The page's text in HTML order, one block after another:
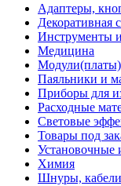
Адаптеры,
Декоративная
Инструменты
Медицина
Паяльники и
Приборы для
Расходные
Световые
Товары под
Установочные
Химия
Шнуры,